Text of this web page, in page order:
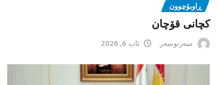
ڕاوبۆچوون
کچانی قۆچان
سەرنوسەر ئاب 6, 2026